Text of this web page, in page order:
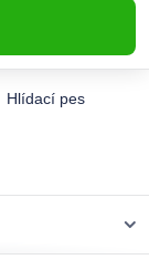
Hlídací pes